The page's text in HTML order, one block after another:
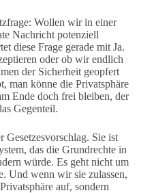
Wollen wir in einer
Nachricht potenziell
diese Frage gerade mit Ja.
oder ob wir endlich
der Sicherheit geopfert
man könne die Privatsphäre
Ende doch frei bleiben, der
Gegenteil.
Sie ist
das die Grundrechte in
würde. Es geht nicht um
Und wenn wir sie zulassen,
auf, sondern